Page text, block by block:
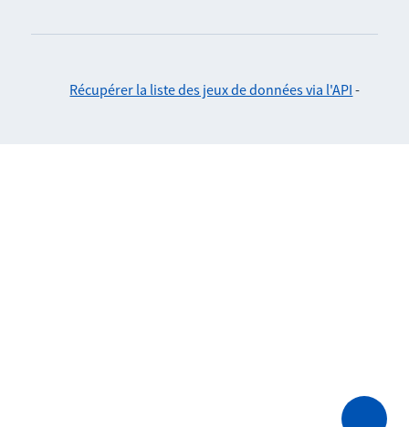
Récupérer la liste des jeux de données via l'API -